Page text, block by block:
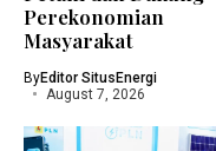
Perekonomian
Masyarakat
ByEditor SitusEnergi
August 7, 2026